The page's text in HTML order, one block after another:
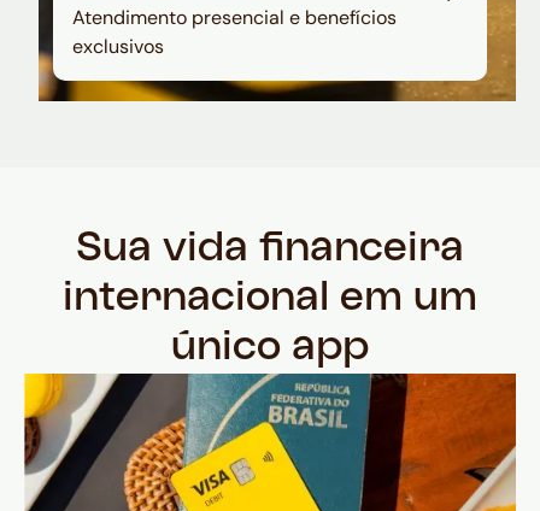
Atendimento presencial e benefícios
exclusivos
Sua vida financeira
internacional em um
único app